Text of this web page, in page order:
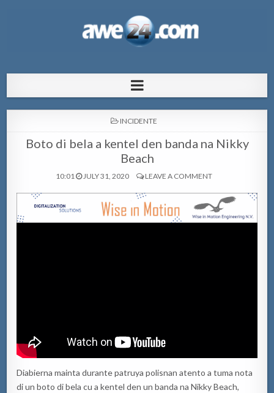
pa Aruba
POSTED
INCIDENTE
Boto di bela a kentel den banda na Nikky
Beach
10:01 JULY 31, 2020 LEAVE A COMMENT
Diabierna mainta durante patruya polisnan atento a tuma nota
di un boto di bela cu a kentel den un banda na Nikky Beach,